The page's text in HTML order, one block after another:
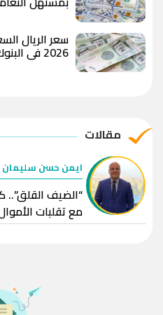
2026 في البنوك
مقالات
ايمن حسن سليمان
“الضيف القلق”..
مع تقلبات